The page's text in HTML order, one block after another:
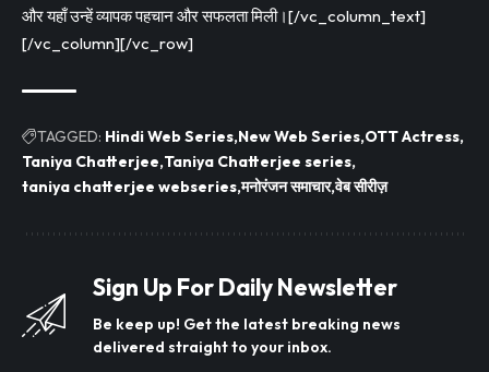
और यहाँ उन्हें व्यापक पहचान और सफलता मिली।[/vc_column_text]
[/vc_column][/vc_row]
TAGGED: Hindi Web Series New Web Series OTT Actress
Taniya Chatterjee Taniya Chatterjee series
taniya chatterjee webseries मनोरंजन समाचार वेब सीरीज़
Sign Up For Daily Newsletter
Be keep up! Get the latest breaking news
delivered straight to your inbox.